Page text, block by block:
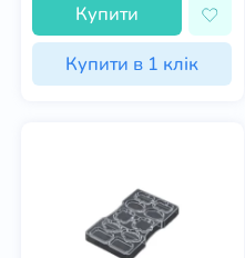
Купити
Купити в 1 клік